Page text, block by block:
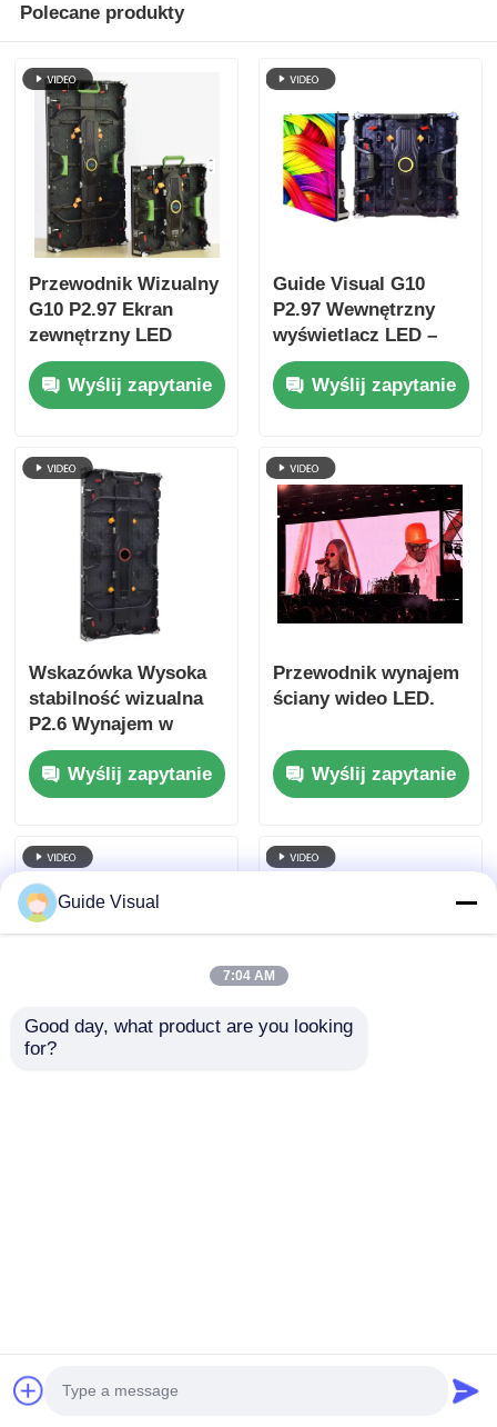
Polecane produkty
Przewodnik Wizualny
G10 P2.97 Ekran
zewnętrzny LED
Wyślij zapytanie
Guide Visual G10
P2.97 Wewnętrzny
wyświetlacz LED –
obraz o wysokiej
rozdzielczości i
długoterminowa
Wyślij zapytanie
Wskazówka Wysoka
stabilność wizualna
P2.6 Wynajem w
pomieszczeniach LED
wyświetlacz do
koncertów, podwójne
7680Hz CE
Wyślij zapytanie
Przewodnik wynajem
ściany wideo LED.
Wyślij zapytanie
w Chinach.Copyright © 2026 Shenzhen Guide
Guide Visual
7:04 AM
Good day, what product are you looking
for?